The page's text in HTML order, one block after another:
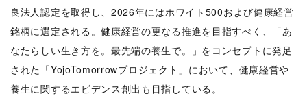
良法人認定を取得し、2026年にはホワイト500および健康経営
銘柄に選定される。健康経営の更なる推進を目指すべく、「あ
なたらしい生き方を。最先端の養生で。」をコンセプトに発足
された「YojoTomorrowプロジェクト」において、健康経営や
養生に関するエビデンス創出も目指している。